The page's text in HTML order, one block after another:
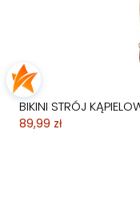
BIKINI STRÓJ
89,99 zł